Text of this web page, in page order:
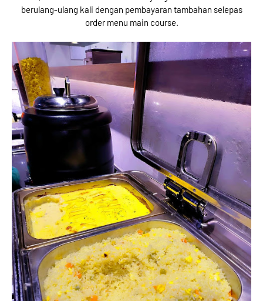
berulang-ulang kali dengan pembayaran tambahan selepas
order menu main course.